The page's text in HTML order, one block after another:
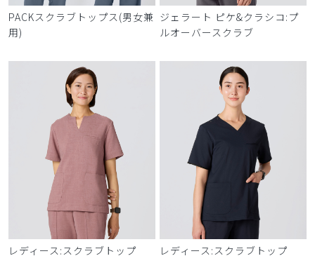
PACKスクラブトップス(男女兼
用)
ジェラート ピケ&クラシコ:プ
ルオーバースクラブ
レディース:スクラブトップ
レディース:スクラブトップ